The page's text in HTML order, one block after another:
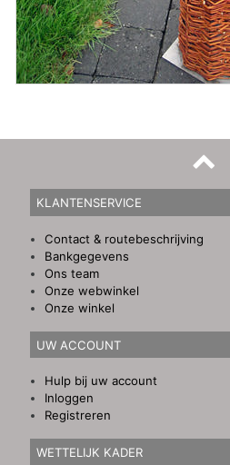
KLANTENSERVICE
Contact & routebeschrijving
Bankgegevens
Ons team
Onze webwinkel
Onze winkel
UW ACCOUNT
Hulp bij uw account
Inloggen
Registreren
WETTELIJK KADER